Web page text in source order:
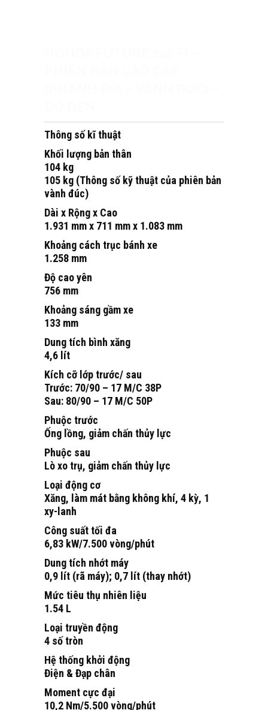
Thông số kĩ thuật
Khối lượng bản thân
104 kg
105 kg (Thông số kỹ thuật của phiên bản
vành đúc)
Dài x Rộng x Cao
1.931 mm x 711 mm x 1.083 mm
Khoảng cách trục bánh xe
1.258 mm
Độ cao yên
756 mm
Khoảng sáng gầm xe
133 mm
Dung tích bình xăng
4,6 lít
Kích cỡ lớp trước/ sau
Trước: 70/90 – 17 M/C 38P
Sau: 80/90 – 17 M/C 50P
Phuộc trước
Ống lồng, giảm chấn thủy lực
Phuộc sau
Lò xo trụ, giảm chấn thủy lực
Loại động cơ
Xăng, làm mát bằng không khí, 4 kỳ, 1
xy-lanh
Công suất tối đa
6,83 kW/7.500 vòng/phút
Dung tích nhớt máy
0,9 lít (rã máy); 0,7 lít (thay nhớt)
Mức tiêu thụ nhiên liệu
1.54 L
Loại truyền động
4 số tròn
Hệ thống khởi động
Điện & Đạp chân
Moment cực đại
10,2 Nm/5.500 vòng/phút